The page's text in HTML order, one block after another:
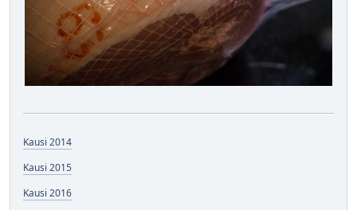
Kausi 2014
Kausi 2015
Kausi 2016